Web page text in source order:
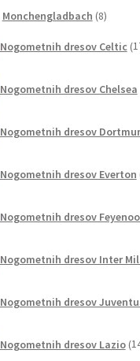
Monchengladbach 88
Nogometnih dresov Celtic
Nogometnih dresov Chelsea
Nogometnih dresov
Nogometnih dresov Everton
Nogometnih dresov
Nogometnih dresov Inter
Nogometnih dresov
Nogometnih dresov Lazio